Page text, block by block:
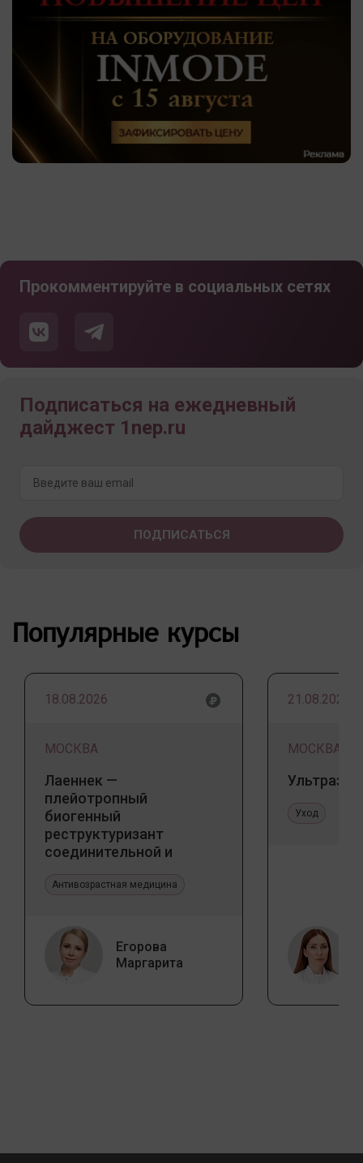
Прокомментируйте в социальных сетях
Подписаться на ежедневный
дайджест 1nep.ru
Популярные курсы
18.08.2026
МОСКВА
Лаеннек —
плейотропный
биогенный
реструктуризант
соединительной и
Прикладное значение в
Антивозрастная медицина
Егорова
Маргарита
21.08.2026
МОСКВА
Уход